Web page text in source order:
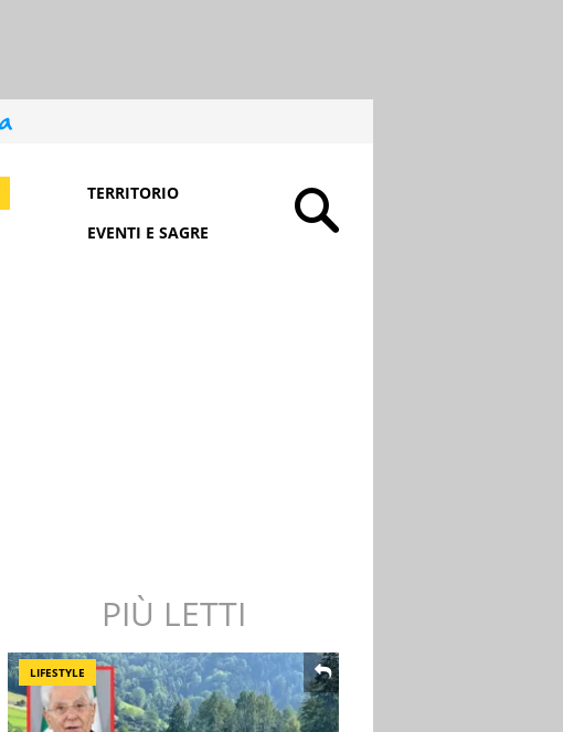
TERRITORIO
EVENTI E SAGRE
PIÙ LETTI
LIFESTYLE